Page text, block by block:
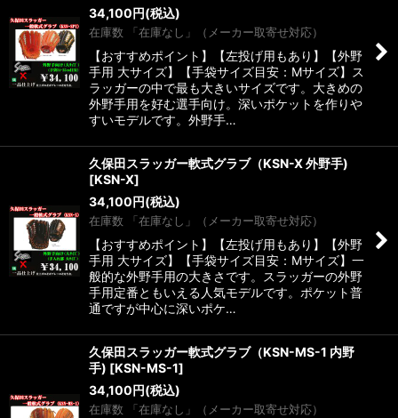
34,100円(税込)
在庫数 「在庫なし」（メーカー取寄せ対応）
【おすすめポイント】【左投げ用もあり】【外野
手用 大サイズ】【手袋サイズ目安：Mサイズ】ス
ラッガーの中で最も大きいサイズです。大きめの
外野手用を好む選手向け。深いポケットを作りや
すいモデルです。外野手…
久保田スラッガー軟式グラブ（KSN-X 外野手)
[KSN-X]
34,100円(税込)
在庫数 「在庫なし」（メーカー取寄せ対応）
【おすすめポイント】【左投げ用もあり】【外野
手用 大サイズ】【手袋サイズ目安：Mサイズ】一
般的な外野手用の大きさです。スラッガーの外野
手用定番ともいえる人気モデルです。ポケット普
通ですが中心に深いポケ…
久保田スラッガー軟式グラブ（KSN-MS-1 内野
手) [KSN-MS-1]
34,100円(税込)
在庫数 「在庫なし」（メーカー取寄せ対応）